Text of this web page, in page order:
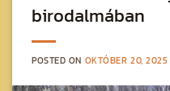
birodalmában
POSTED ON OKTÓBER 20, 2025